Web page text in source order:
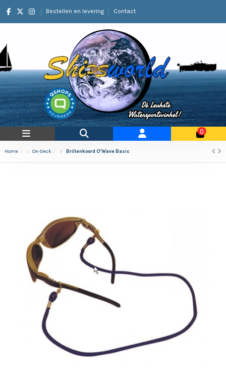
Bestellen en levering Contact
0
Home On-Deck Brillenkoord O'Wave Basic